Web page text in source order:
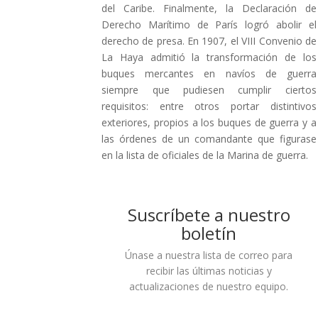
del Caribe. Finalmente, la Declaración de
Derecho Marítimo de París logró abolir el
derecho de presa. En 1907, el VIII Convenio de
La Haya admitió la transformación de los
buques mercantes en navíos de guerra
siempre que pudiesen cumplir ciertos
requisitos: entre otros portar distintivos
exteriores, propios a los buques de guerra y a
las órdenes de un comandante que figurase
en la lista de oficiales de la Marina de guerra.
Suscríbete a nuestro
boletín
Únase a nuestra lista de correo para
recibir las últimas noticias y
actualizaciones de nuestro equipo.